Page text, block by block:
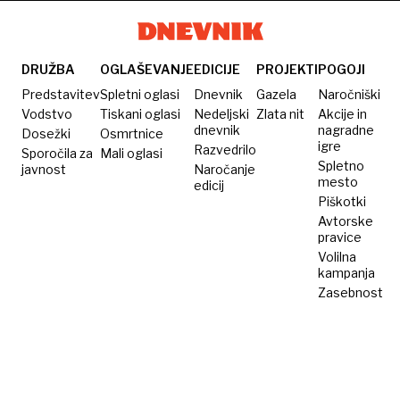
v
Srebrenici
DRUŽBA
Predstavitev
Vodstvo
Dosežki
Sporočila za
javnost
OGLAŠEVANJE
Spletni oglasi
Tiskani oglasi
Osmrtnice
Mali oglasi
EDICIJE
Dnevnik
Nedeljski
dnevnik
Razvedrilo
Naročanje
edicij
PROJEKTI
Gazela
Zlata nit
POGOJI
Naročniški
Akcije in
nagradne
igre
Spletno
mesto
Piškotki
Avtorske
pravice
Volilna
kampanja
Zasebnost